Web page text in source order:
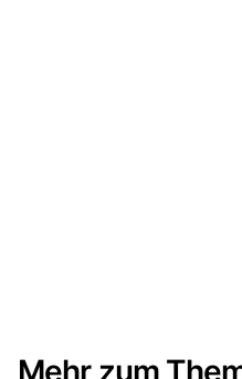
Mehr zum